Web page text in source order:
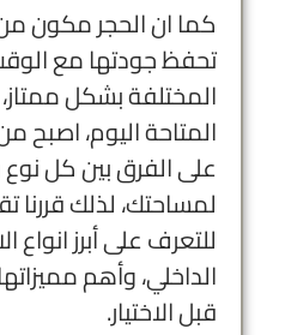
كما ان الحجر مكون
تحفظ جودتها مع
المختلفة بشكل
المتاحة اليوم، اصبح
على الفرق بين كل
لمساحتك، لذلك قررنا
للتعرف على أبرز انواع
الداخلي، وأهم
قبل الاختيار.